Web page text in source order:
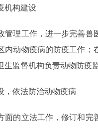
构建设
理工作，进一步完善兽
内动物疫病的防疫工作
生监督机构负责动物防
依法防治动物疫病
的立法工作，修订和完